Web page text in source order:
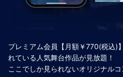
プレミアム会員【月額￥770(税込)
れている人気舞台作品が見放題！
ここでしか見られないオリジナルコ